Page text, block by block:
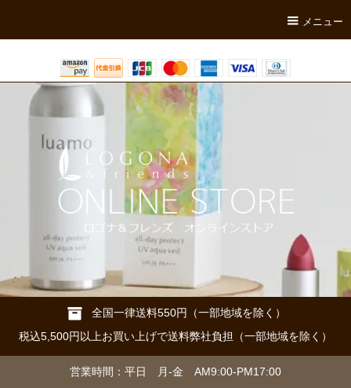
メニュー
全国一律送料550円（一部地域を除く）
税込5,500円以上お買い上げで送料弊社負担（一部地域を除く）
営業時間：平日 月-金 AM9:00-PM17:00